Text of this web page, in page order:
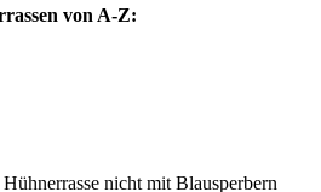
von A-Z:
nicht mit Blausperbern